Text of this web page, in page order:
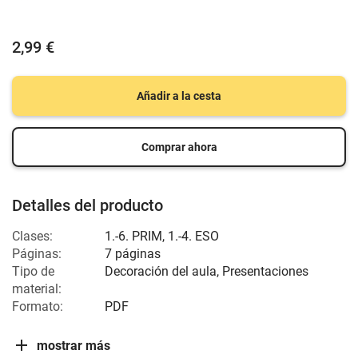
2,99 €
Añadir a la cesta
Comprar ahora
Detalles del producto
Clases: 1.-6. PRIM, 1.-4. ESO
Páginas:
7 páginas
Tipo de
material:
Decoración del aula, Presentaciones
Formato: PDF
mostrar más